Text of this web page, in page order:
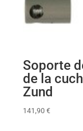
Soporte
de la
Zund
141,90 €